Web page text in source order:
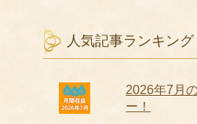
人気記事ランキング
2026年7月
ー！